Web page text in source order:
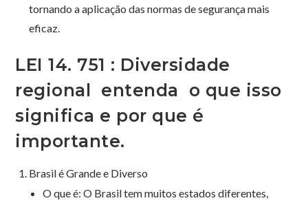
tornando a aplicação das normas de segurança mais
eficaz.
LEI 14. 751 : Diversidade
regional entenda o que isso
significa e por que é
importante.
Brasil é Grande e Diverso
O que é: O Brasil tem muitos estados diferentes,